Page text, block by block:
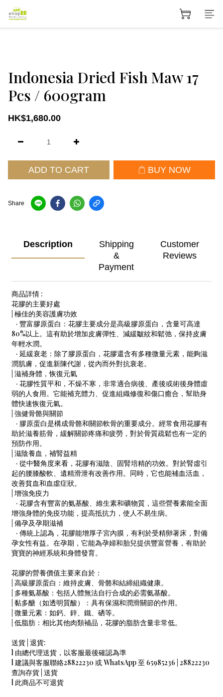
Indonesia Dried Fish Maw 17
Pcs / 600gram
HK$1,680.00
ADD TO CART BUY NOW
Share
Description
Shipping
&
Payment
Customer
Reviews
商品詳情 :
花膠的主要好處
| 極佳的美容護膚功效
· 豐富膠原蛋白：花膠主要成分是高級膠原蛋白，含量可高達
80%以上。這有助於增加皮膚彈性、減緩皺紋和鬆弛，保持皮膚
年輕水潤。
· 延緩衰老：除了膠原蛋白，花膠還含有多種微量元素，能夠滋
潤肌膚，促進新陳代謝，從內而外對抗衰老。
| 滋補身體，恢復元氣
· 花膠性質平和，不燥不寒，非常適合病後、產後或術後身體虛
弱的人食用。它能補充體力、促進組織修復和傷口癒合，幫助身
體快速恢復元氣。
| 強健骨骼與關節
· 膠原蛋白是構成骨骼和關節軟骨的重要成分。經常食用花膠有
助於滋養筋骨，緩解關節疼痛和疲勞，對於骨質疏鬆也有一定的
預防作用。
| 滋陰養血，補腎益精
· 從中醫角度來看，花膠有滋陰、固腎培精的功效。對於腎虛引
起的腰膝酸軟、遺精滑泄有改善作用。同時，它也能補血活血，
改善貧血和血虛症狀。
| 增強免疫力
· 花膠含有豐富的氨基酸、維生素和礦物質，這些營養素能全面
增強身體的免疫功能，提高抵抗力，使人不易生病。
| 備孕及孕期滋補
· 傳統上認為，花膠能增厚子宮內膜，有利於受精卵著床，對備
孕女性有益。在孕期，它能為孕婦和胎兒提供豐富營養，有助於
寶寶的神經系統和身體發育。
花膠的營養價值主要來自於：
| 高級膠原蛋白：維持皮膚、骨骼和結締組織健康。
| 多種氨基酸：包括人體無法自行合成的必需氨基酸。
| 黏多醣（如透明質酸）：具有保濕和潤滑關節的作用。
| 微量元素：如鈣、鋅、鐵、硒等。
| 低脂肪：相比其他肉類補品，花膠的脂肪含量非常低。
送貨 | 退貨:
l 由總代理送貨，以客服最後確認為準
l 建議與客服聯絡28822230 或 WhatsApp 至 65985236 | 28822230
查詢存貨 | 送貨
l 此商品不可退貨